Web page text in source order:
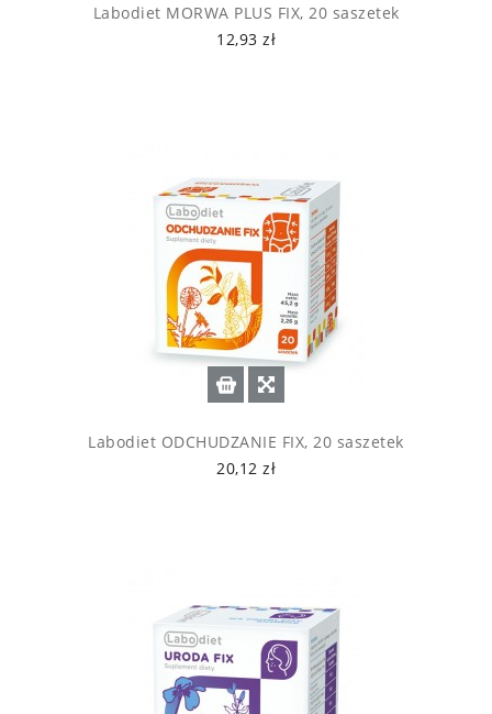
Labodiet MORWA PLUS FIX, 20 saszetek
12,93 zł
Labodiet ODCHUDZANIE FIX, 20 saszetek
20,12 zł